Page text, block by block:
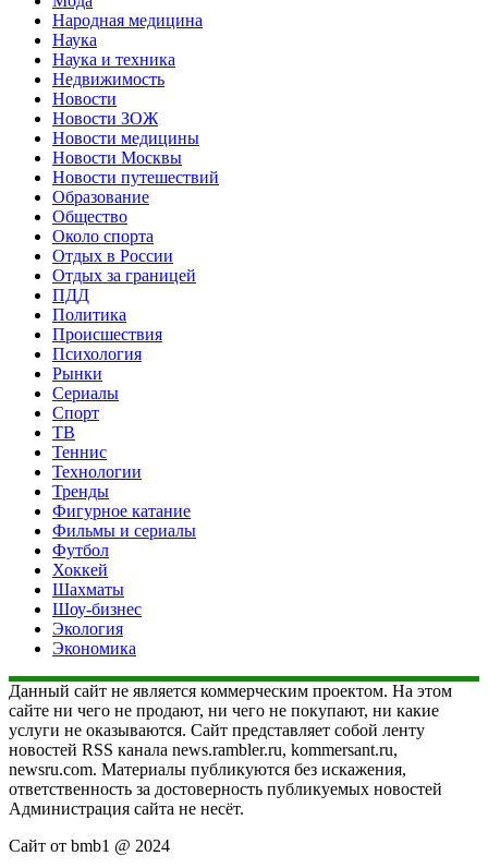
Народная медицина
Наука
Наука и техника
Недвижимость
Новости
Новости ЗОЖ
Новости медицины
Новости Москвы
Новости путешествий
Образование
Общество
Около спорта
Отдых в России
Отдых за границей
ПДД
Политика
Происшествия
Психология
Рынки
Сериалы
Спорт
ТВ
Теннис
Технологии
Тренды
Фигурное катание
Фильмы и сериалы
Футбол
Хоккей
Шахматы
Шоу-бизнес
Экология
Экономика
Данный сайт не является коммерческим проектом. На этом
сайте ни чего не продают, ни чего не покупают, ни какие
услуги не оказываются. Сайт представляет собой ленту
новостей RSS канала news.rambler.ru, kommersant.ru,
newsru.com. Материалы публикуются без искажения,
ответственность за достоверность публикуемых новостей
Администрация сайта не несёт.
Сайт от bmb1 @ 2024